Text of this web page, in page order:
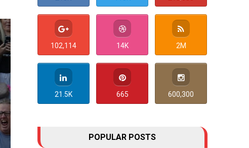
102,114 14K 2M
21.5K 665 600,300
POPULAR POSTS